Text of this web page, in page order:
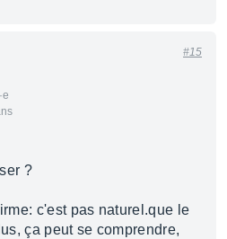
#15
?
c'est pas naturel.que le
ça peut se comprendre,